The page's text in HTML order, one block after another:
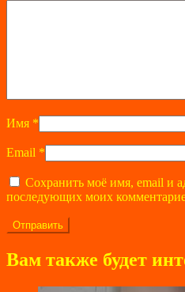
Имя *
Email *
Сохранить моё имя, email и
последующих моих
Вам также будет